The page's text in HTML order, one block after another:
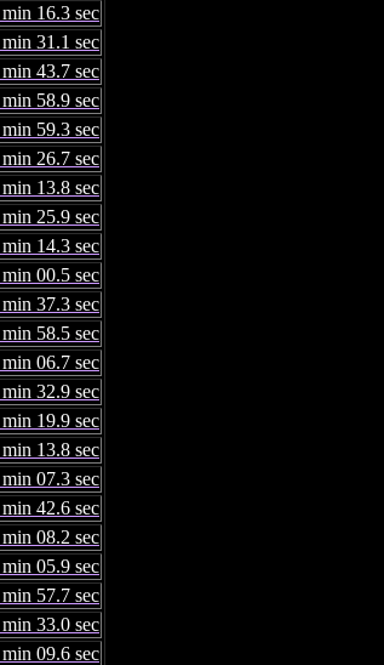
16.3 sec
31.1 sec
43.7 sec
58.9 sec
59.3 sec
26.7 sec
13.8 sec
25.9 sec
14.3 sec
00.5 sec
37.3 sec
58.5 sec
06.7 sec
32.9 sec
19.9 sec
13.8 sec
07.3 sec
42.6 sec
08.2 sec
05.9 sec
57.7 sec
33.0 sec
09.6 sec